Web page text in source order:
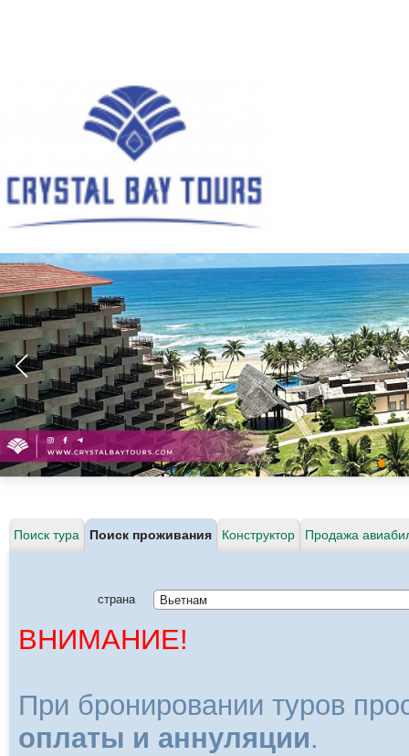
Поиск тура Поиск проживания Конструктор Продажа
страна
ВНИМАНИЕ!
При бронировании туров
оплаты и аннуляции.